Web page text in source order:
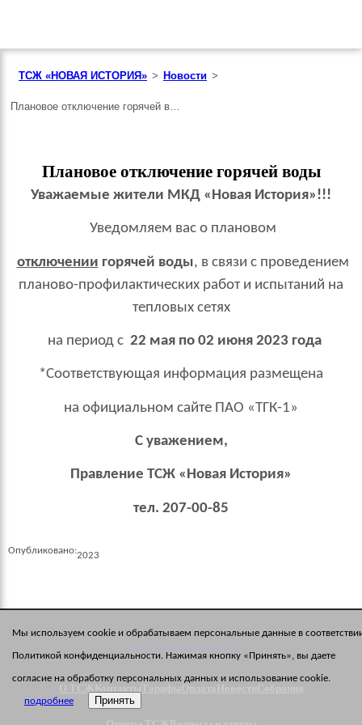
ТСЖ «НОВАЯ ИСТОРИЯ» > Новости >
Плановое отключение горячей воды
Плановое отключение горячей воды
Уважаемые жители МКД «Новая История»!!!
Уведомляем вас о плановом
отключении горячей воды, в связи с проведением
планово-профилактических работ и испытаний на
тепловых сетях
на период с 22 мая по 02 июня 2023 года
*Соответствующая информация размещена
на официальном сайте ПАО «ТГК-1»
С уважением,
Правление ТСЖ «Новая История»
тел. 207-00-85
Опубликовано:
2023
Мы используем cookie и обрабатываем персональные данные в
Политикой конфиденциальности. Нажимая кнопку «Принять», вы даете
согласие на обработку персональных данных и использование cookie.
подробнее Принять